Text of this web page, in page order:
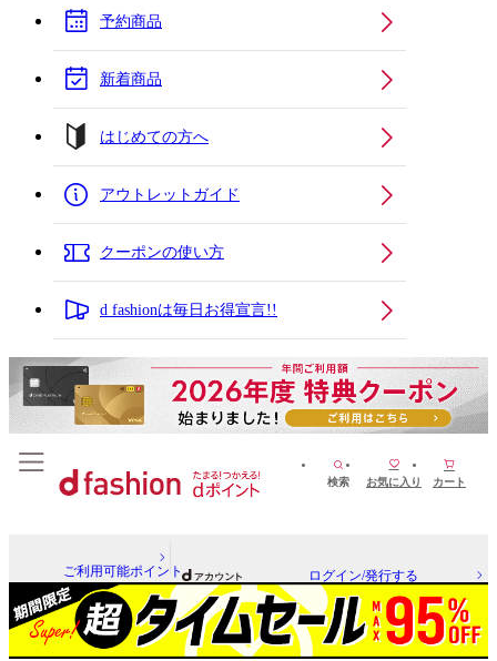
予約商品
新着商品
はじめての方へ
アウトレットガイド
クーポンの使い方
d fashionは毎日お得宣言!!
検索 お気に入り カート
ご利用可能ポイント ログイン/発行する